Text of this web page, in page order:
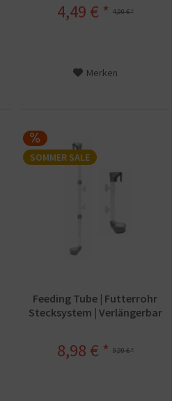
4,90 € *
4,49 € *
Merken
SOMMER SALE
Feeding Tube | Futterrohr
Stecksystem | Verlängerbar
9,99 € *
8,98 € *